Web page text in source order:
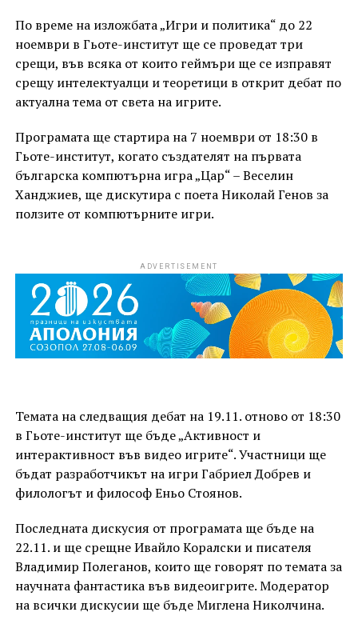
По време на изложбата „Игри и политика“ до 22
ноември в Гьоте-институт ще се проведат три
срещи, във всяка от които геймъри ще се изправят
срещу интелектуалци и теоретици в открит дебат по
актуална тема от света на игрите.
Програмата ще стартира на 7 ноември от 18:30 в
Гьоте-институт, когато създателят на първата
българска компютърна игра „Цар“ – Веселин
Ханджиев, ще дискутира с поета Николай Генов за
ползите от компютърните игри.
ADVERTISEMENT
Темата на следващия дебат на 19.11. отново от 18:30
в Гьоте-институт ще бъде „Активност и
интерактивност във видео игрите“. Участници ще
бъдат разработчикът на игри Габриел Добрев и
филологът и философ Еньо Стоянов.
Последната дискусия от програмата ще бъде на
22.11. и ще срещне Ивайло Коралски и писателя
Владимир Полеганов, които ще говорят по темата за
научната фантастика във видеоигрите. Модератор
на всички дискусии ще бъде Миглена Николчина.